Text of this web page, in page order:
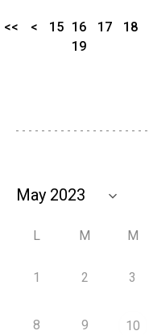
<< < 15 16 17
18
19
L M M
1 2 3
8 9 10